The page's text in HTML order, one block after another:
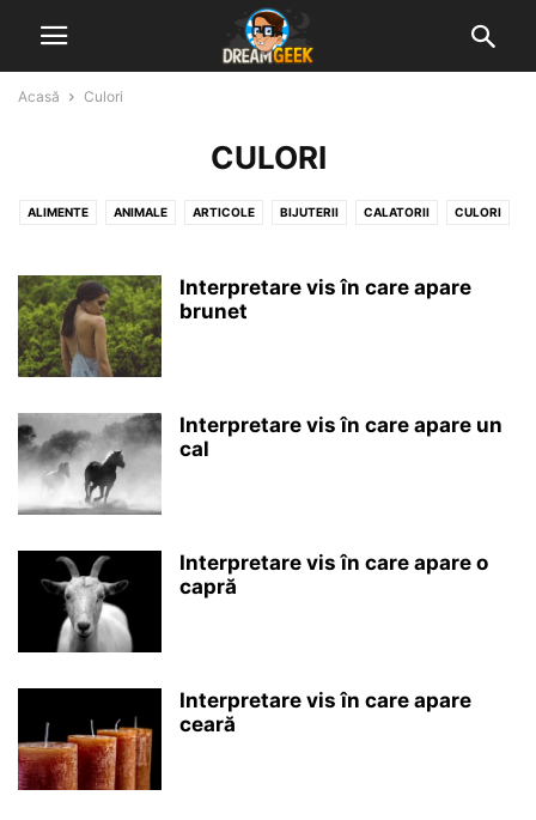
Acasă Culori
CULORI
ALIMENTE ANIMALE ARTICOLE BIJUTERII CALATORII CULORI
MUNCA & ACTIVITATI NATURA NUMERE, LITERE & SEMNE
OAMENI & STARI UMANE
Interpretare vis în care apare
brunet
Interpretare vis în care apare un
cal
Interpretare vis în care apare o
capră
Interpretare vis în care apare
ceară